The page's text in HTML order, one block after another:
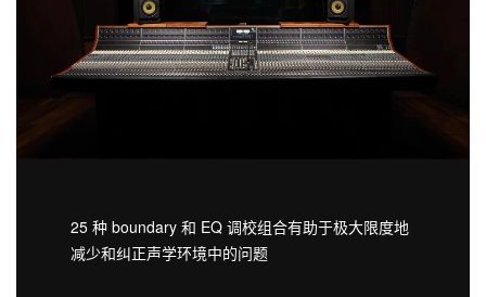
25 种 boundary 和 EQ 调校组合有助于极大限度地
减少和纠正声学环境中的问题